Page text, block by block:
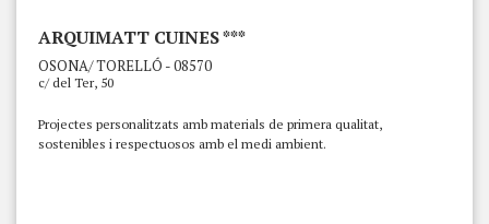
ARQUIMATT CUINES ***
OSONA/ TORELLÓ - 08570
c/ del Ter, 50
Projectes personalitzats amb materials de primera qualitat,
sostenibles i respectuosos amb el medi ambient.